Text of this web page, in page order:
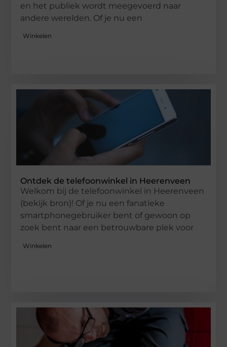
en het publiek wordt meegevoerd naar
andere werelden. Of je nu een
Winkelen
Ontdek de telefoonwinkel in Heerenveen
Welkom bij de telefoonwinkel in Heerenveen
(bekijk bron)! Of je nu een fanatieke
smartphonegebruiker bent of gewoon op
zoek bent naar een betrouwbare plek voor
Winkelen